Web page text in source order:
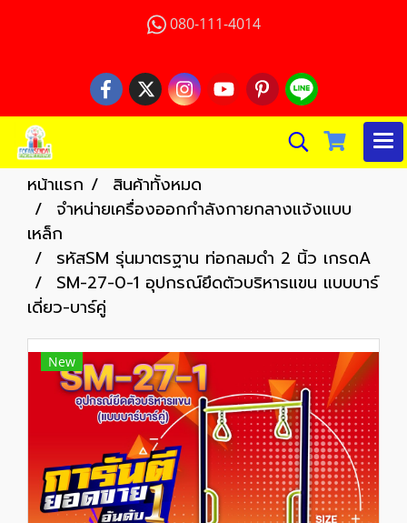
080-111-4014
หน้าแรก
สินค้าทั้งหมด
จำหน่ายเครื่องออกกำลังกายกลางแจ้งแบบ
เหล็ก
รหัสSM รุ่นมาตรฐาน ท่อกลมดำ 2 นิ้ว เกรดA
SM-27-0-1 อุปกรณ์ยึดตัวบริหารแขน แบบบาร์
เดี่ยว-บาร์คู่
New